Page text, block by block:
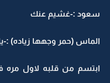
:-غشيم عنك
(حمر وجهها زياده) :-
من قلبه لاول مره في